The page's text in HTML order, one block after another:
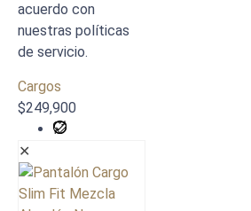
acuerdo con
nuestras políticas
de servicio.
Cargos
$249,900
✕